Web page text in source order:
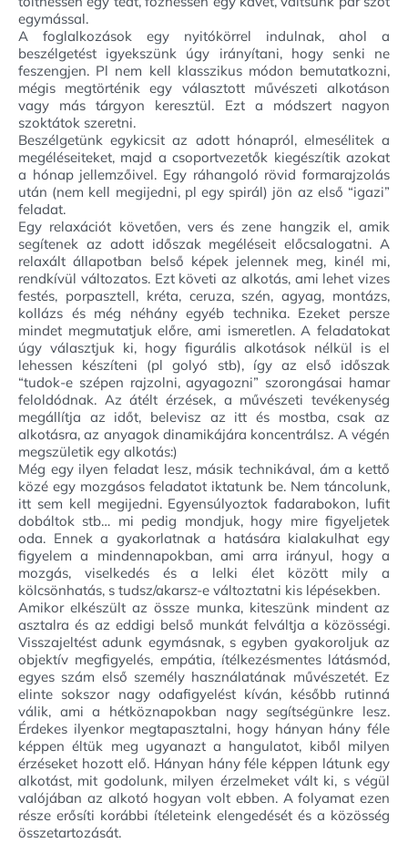
egymással.
A foglalkozások egy nyitókörrel indulnak, ahol a
beszélgetést igyekszünk úgy irányítani, hogy senki ne
feszengjen. Pl nem kell klasszikus módon bemutatkozni,
mégis megtörténik egy választott művészeti alkotáson
vagy más tárgyon keresztül. Ezt a módszert nagyon
szoktátok szeretni.
Beszélgetünk egykicsit az adott hónapról, elmesélitek a
megéléseiteket, majd a csoportvezetők kiegészítik azokat
a hónap jellemzőivel. Egy ráhangoló rövid formarajzolás
után (nem kell megijedni, pl egy spirál) jön az első “igazi”
feladat.
Egy relaxációt követően, vers és zene hangzik el, amik
segítenek az adott időszak megéléseit előcsalogatni. A
relaxált állapotban belső képek jelennek meg, kinél mi,
rendkívül változatos. Ezt követi az alkotás, ami lehet vizes
festés, porpasztell, kréta, ceruza, szén, agyag, montázs,
kollázs és még néhány egyéb technika. Ezeket persze
mindet megmutatjuk előre, ami ismeretlen. A feladatokat
úgy választjuk ki, hogy figurális alkotások nélkül is el
lehessen készíteni (pl golyó stb), így az első időszak
“tudok-e szépen rajzolni, agyagozni” szorongásai hamar
feloldódnak. Az átélt érzések, a művészeti tevékenység
megállítja az időt, belevisz az itt és mostba, csak az
alkotásra, az anyagok dinamikájára koncentrálsz. A végén
megszületik egy alkotás:)
Még egy ilyen feladat lesz, másik technikával, ám a kettő
közé egy mozgásos feladatot iktatunk be. Nem táncolunk,
itt sem kell megijedni. Egyensúlyoztok fadarabokon, lufit
dobáltok stb… mi pedig mondjuk, hogy mire figyeljetek
oda. Ennek a gyakorlatnak a hatására kialakulhat egy
figyelem a mindennapokban, ami arra irányul, hogy a
mozgás, viselkedés és a lelki élet között mily a
kölcsönhatás, s tudsz/akarsz-e változtatni kis lépésekben.
Amikor elkészült az össze munka, kiteszünk mindent az
asztalra és az eddigi belső munkát felváltja a közösségi.
Visszajeltést adunk egymásnak, s egyben gyakoroljuk az
objektív megfigyelés, empátia, ítélkezésmentes látásmód,
egyes szám első személy használatának művészetét. Ez
elinte sokszor nagy odafigyelést kíván, később rutinná
válik, ami a hétköznapokban nagy segítségünkre lesz.
Érdekes ilyenkor megtapasztalni, hogy hányan hány féle
képpen éltük meg ugyanazt a hangulatot, kiből milyen
érzéseket hozott elő. Hányan hány féle képpen látunk egy
alkotást, mit godolunk, milyen érzelmeket vált ki, s végül
valójában az alkotó hogyan volt ebben. A folyamat ezen
része erősíti korábbi ítéleteink elengedését és a közösség
összetartozását.